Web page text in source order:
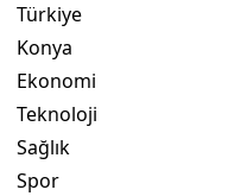
Türkiye
Konya
Ekonomi
Teknoloji
Sağlık
Spor